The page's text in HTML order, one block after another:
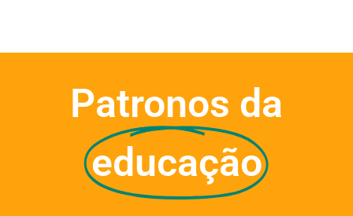
Patronos da
educação